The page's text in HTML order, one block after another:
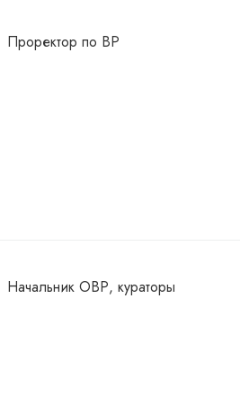
Проректор по ВР
Начальник ОВР, кураторы